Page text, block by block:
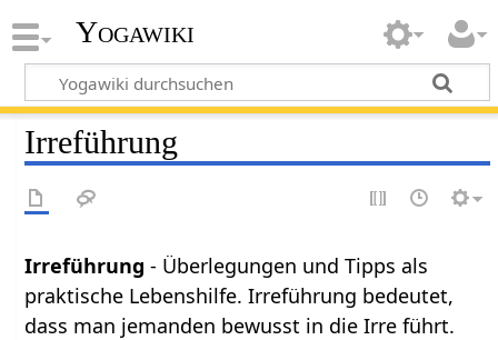
Yogawiki
Irreführung
Irreführung - Überlegungen und Tipps als
praktische Lebenshilfe. Irreführung bedeutet,
dass man jemanden bewusst in die Irre führt.